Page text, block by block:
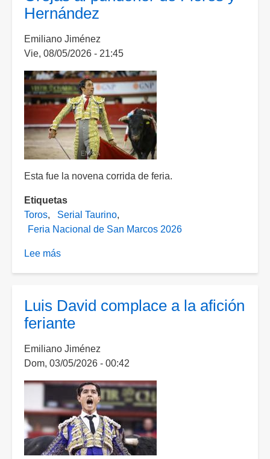
con
Copa
Chenel
2026
Hernández
Emiliano Jiménez
Vie, 08/05/2026 - 21:45
Esta fue la novena corrida de feria.
Etiquetas
Toros
Serial Taurino
Feria Nacional de San Marcos 2026
Lee más
de
Flores
Hernández
Luis David complace a la afición
feriante
Emiliano Jiménez
Dom, 03/05/2026 - 00:42